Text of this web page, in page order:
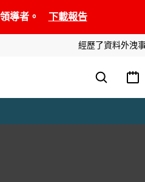
導者。 下載報告
經歷了資料外洩